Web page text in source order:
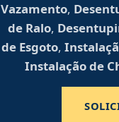
Vazamento,
de Ralo,
de Esgoto,
Instalação de